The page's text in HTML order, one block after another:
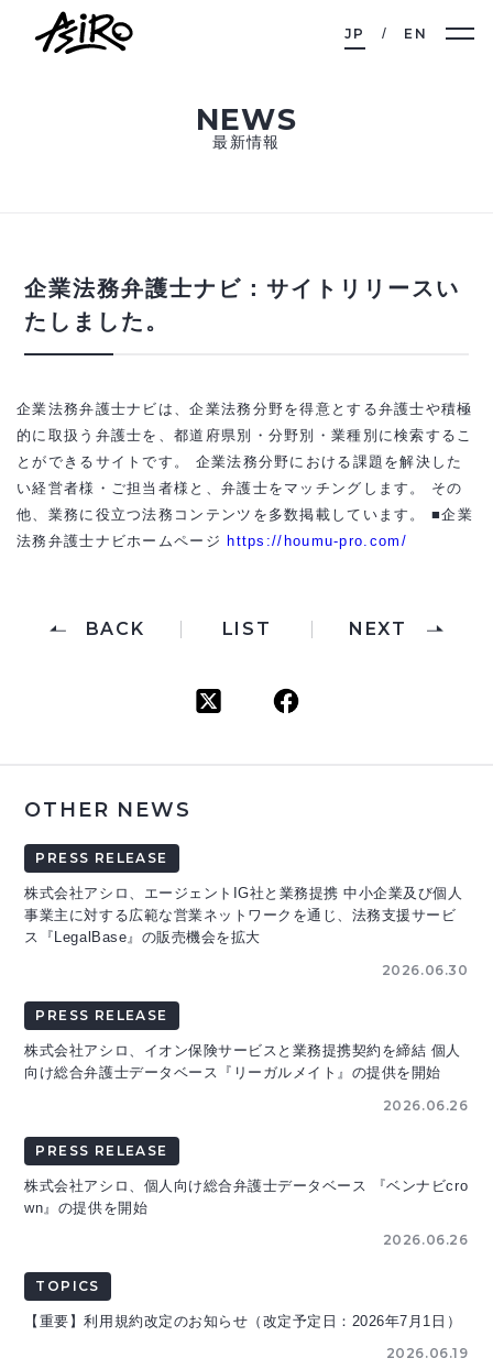
JP EN
NEWS
最新情報
企業法務弁護士ナビ：サイトリリースい
たしました。
企業法務弁護士ナビは、企業法務分野を得意とする弁護士や積極
的に取扱う弁護士を、都道府県別・分野別・業種別に検索するこ
とができるサイトです。 企業法務分野における課題を解決した
い経営者様・ご担当者様と、弁護士をマッチングします。 その
他、業務に役立つ法務コンテンツを多数掲載しています。 ■企業
法務弁護士ナビホームページ https://houmu-pro.com/
BACK LIST NEXT
OTHER NEWS
PRESS RELEASE
株式会社アシロ、エージェントIG社と業務提携 中小企業及び個人
事業主に対する広範な営業ネットワークを通じ、法務支援サービ
ス『LegalBase』の販売機会を拡大
2026.06.30
PRESS RELEASE
株式会社アシロ、イオン保険サービスと業務提携契約を締結 個人
向け総合弁護士データベース『リーガルメイト』の提供を開始
2026.06.26
PRESS RELEASE
株式会社アシロ、個人向け総合弁護士データベース 『ベンナビcro
wn』の提供を開始
2026.06.26
TOPICS
【重要】利用規約改定のお知らせ（改定予定日：2026年7月1日）
2026.06.19